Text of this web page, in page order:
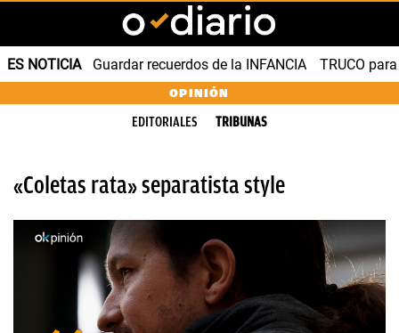
ES NOTICIA Guardar recuerdos de la INFANCIA TRUCO
OPINIÓN
EDITORIALES TRIBUNAS
«Coletas rata» separatista style